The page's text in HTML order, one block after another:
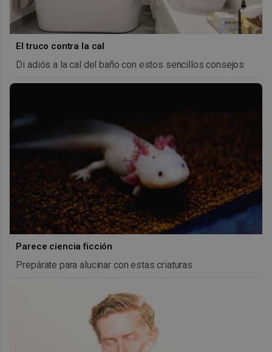
El truco contra la cal
Di adiós a la cal del baño con estos sencillos consejos
Parece ciencia ficción
Prepárate para alucinar con estas criaturas